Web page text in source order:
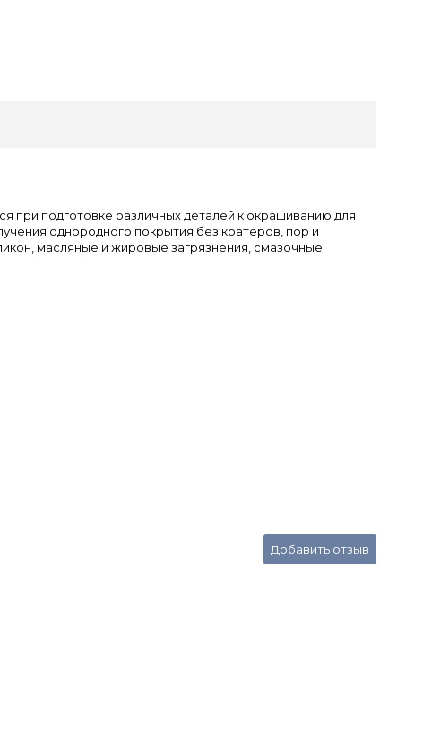
при подготовке различных деталей к окрашиванию для
однородного покрытия без кратеров, пор и
масляные и жировые загрязнения, смазочные
Добавить отзыв